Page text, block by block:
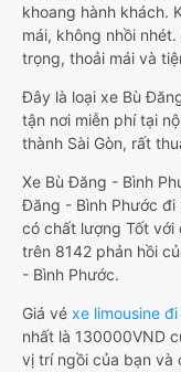
khoang hành khách.
mái, không nhồi
trọng, thoải mái và
Đây là loại xe Bù
tận nơi miễn phí tại
thành Sài Gòn, rất
Xe Bù Đăng - Bình
Đăng - Bình Phước đi
có chất lượng Tốt
trên 8142 phản hồi
- Bình Phước.
Giá vé xe limousine
nhất là 130000VND
vị trí ngồi của bạn và